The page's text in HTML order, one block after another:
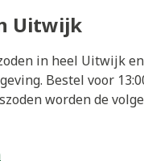
Uitwijk
in heel Uitwijk
Bestel voor
worden de